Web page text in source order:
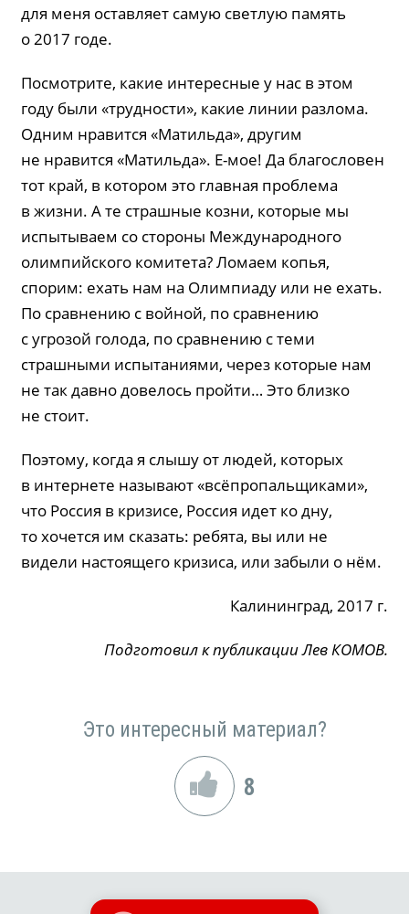
для меня оставляет самую светлую память
о 2017 годе.
Посмотрите, какие интересные у нас в этом
году были «трудности», какие линии разлома.
Одним нравится «Матильда», другим
не нравится «Матильда». Е-мое! Да благословен
тот край, в котором это главная проблема
в жизни. А те страшные козни, которые мы
испытываем со стороны Международного
олимпийского комитета? Ломаем копья,
спорим: ехать нам на Олимпиаду или не ехать.
По сравнению с войной, по сравнению
с угрозой голода, по сравнению с теми
страшными испытаниями, через которые нам
не так давно довелось пройти… Это близко
не стоит.
Поэтому, когда я слышу от людей, которых
в интернете называют «всёпропальщиками»,
что Россия в кризисе, Россия идет ко дну,
то хочется им сказать: ребята, вы или не
видели настоящего кризиса, или забыли о нём.
Калининград, 2017 г.
Подготовил к публикации Лев КОМОВ.
Это интересный материал?
8